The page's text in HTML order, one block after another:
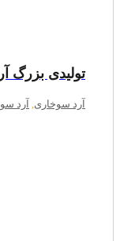
تولیدی بزرگ
آرد سوخاری آرد